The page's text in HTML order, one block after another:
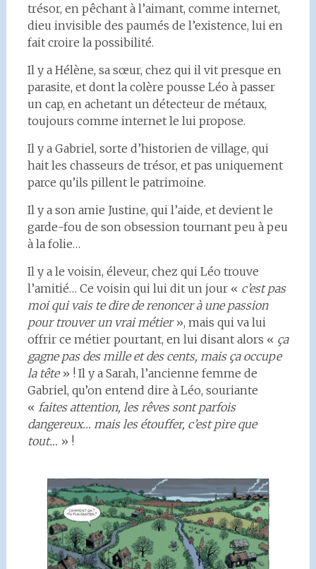
trésor, en pêchant à l’aimant, comme internet,
dieu invisible des paumés de l’existence, lui en
fait croire la possibilité.
Il y a Hélène, sa sœur, chez qui il vit presque en
parasite, et dont la colère pousse Léo à passer
un cap, en achetant un détecteur de métaux,
toujours comme internet le lui propose.
Il y a Gabriel, sorte d’historien de village, qui
hait les chasseurs de trésor, et pas uniquement
parce qu’ils pillent le patrimoine.
Il y a son amie Justine, qui l’aide, et devient le
garde-fou de son obsession tournant peu à peu
à la folie…
Il y a le voisin, éleveur, chez qui Léo trouve
l’amitié… Ce voisin qui lui dit un jour « c’est pas
moi qui vais te dire de renoncer à une passion
pour trouver un vrai métier», mais qui va lui
offrir ce métier pourtant, en lui disant alors « ça
gagne pas des mille et des cents, mais ça occupe
la tête» ! Il y a Sarah, l’ancienne femme de
Gabriel, qu’on entend dire à Léo, souriante
« faites attention, les rêves sont parfois
dangereux… mais les étouffer, c’est pire que
tout… » !